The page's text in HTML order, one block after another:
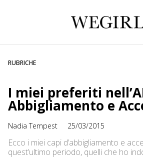
RUBRICHE
I miei preferiti
Abbigliamento e
Nadia Tempest 25/03/2015
Ecco i miei capi d’abbigliamento e
quest’ultimo periodo, quelli che ho